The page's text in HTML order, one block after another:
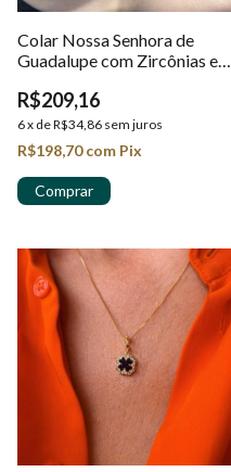
Colar Nossa Senhora de
Guadalupe com Zircônias em
R$209,16
6x deR$34,86 sem juros
R$198,70com Pix